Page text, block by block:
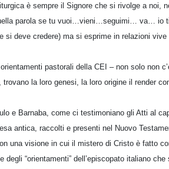
è sempre il Signore che si rivolge a noi,
parola se tu vuoi…vieni…seguimi… va… io
si deve credere) ma si esprime in relazioni vive
pastorali della CEI – non solo non
la loro genesi, la loro origine il render
e Barnaba, come ci testimoniano gli Atti al
antica, raccolti e presenti nel Nuovo
una visione in cui il mistero di Cristo è fatto
“orientamenti” dell’episcopato italiano